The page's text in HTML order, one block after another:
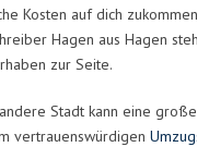
Kosten auf dich
Hagen aus Hagen
zur Seite.
Stadt kann eine
vertrauenswürdigen